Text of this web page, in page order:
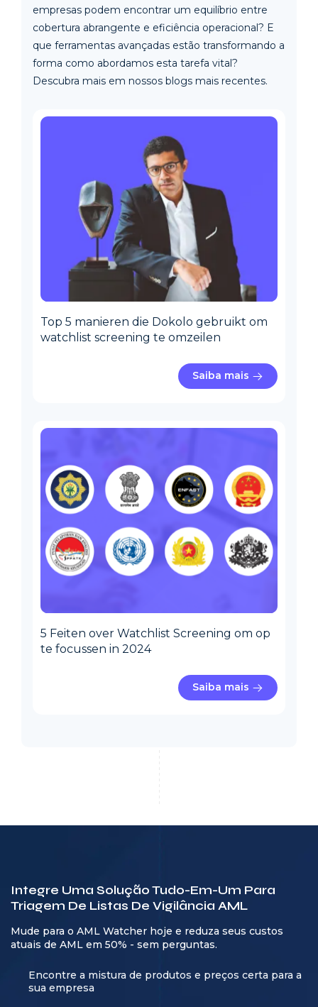
empresas podem encontrar um equilíbrio entre
cobertura abrangente e eficiência operacional? E
que ferramentas avançadas estão transformando a
forma como abordamos esta tarefa vital?
Descubra mais em nossos blogs mais recentes.
Top 5 manieren die Dokolo gebruikt om
watchlist screening te omzeilen
Saiba mais
5 Feiten over Watchlist Screening om op
te focussen in 2024
Saiba mais
Integre Uma Solução Tudo-Em-Um Para
Triagem De Listas De Vigilância AML
Mude para o AML Watcher hoje e reduza seus custos
atuais de AML em 50% - sem perguntas.
Encontre a mistura de produtos e preços certa para a
sua empresa